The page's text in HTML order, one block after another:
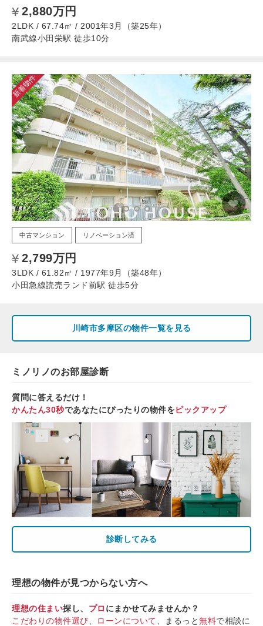
2,880万円
2LDK / 67.74㎡ / 2001年3月（築25年）
南武線小田栄駅 徒歩10分
新着物件
中古マンション リノベーション済
2,799万円
3LDK / 61.82㎡ / 1977年9月（築48年）
小田急線読売ランド前駅 徒歩5分
川崎市多摩区の物件一覧を見る
ミノリノのお部屋診断
質問に答えるだけ！
かんたん30秒であなたにぴったりの物件をピックアップ
診断してみる
理想の物件が見つからない方へ
理想の住まい探し、 プロ にまかせてみませんか？
こだわりの物件選び
ローンについて 、まるっと無料で相談に